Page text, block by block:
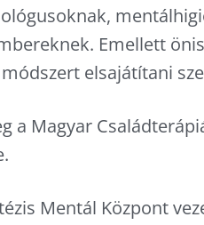
Emellett
elsajátítani
a Magyar
Mentál Központ